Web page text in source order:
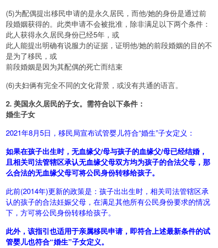
(5)为配偶提出移民申请的是永久居民，而他/她的身份是通过前
段婚姻获得的。此类申请不会被批准，除非满足以下两个条件：
此人获得永久居民身份已经5年，或
此人能提出明确有说服力的证据，证明他/她的前段婚姻的目的不
是为了移民，或
前段婚姻是因为其配偶的死亡而结束
(6)夫妇俩有完全不同的文化背景，或没有共通的语言。
2.美国永久居民的子女。需符合以下条件：
婚生子女
2021年8月5日，移民局宣布试管婴儿符合“婚生”子女定义：
如果在孩子出生时，无血缘父/母与孩子的血缘父/母已经结婚，
且相关司法管辖区承认无血缘父母双方均为孩子的合法父母，那
么合法的无血缘父母可将公民身份转移给孩子。
此前(2014年)更新的政策是：孩子出出生时，相关司法管辖区承
认的孩子的合法妊娠父母，在满足其他所有公民身份要求的情况
下，方可将公民身份转移给孩子。
此外，该指引也适用于亲属移民申请，即符合上述最新条件的试
管婴儿也符合“婚生”子女定义。